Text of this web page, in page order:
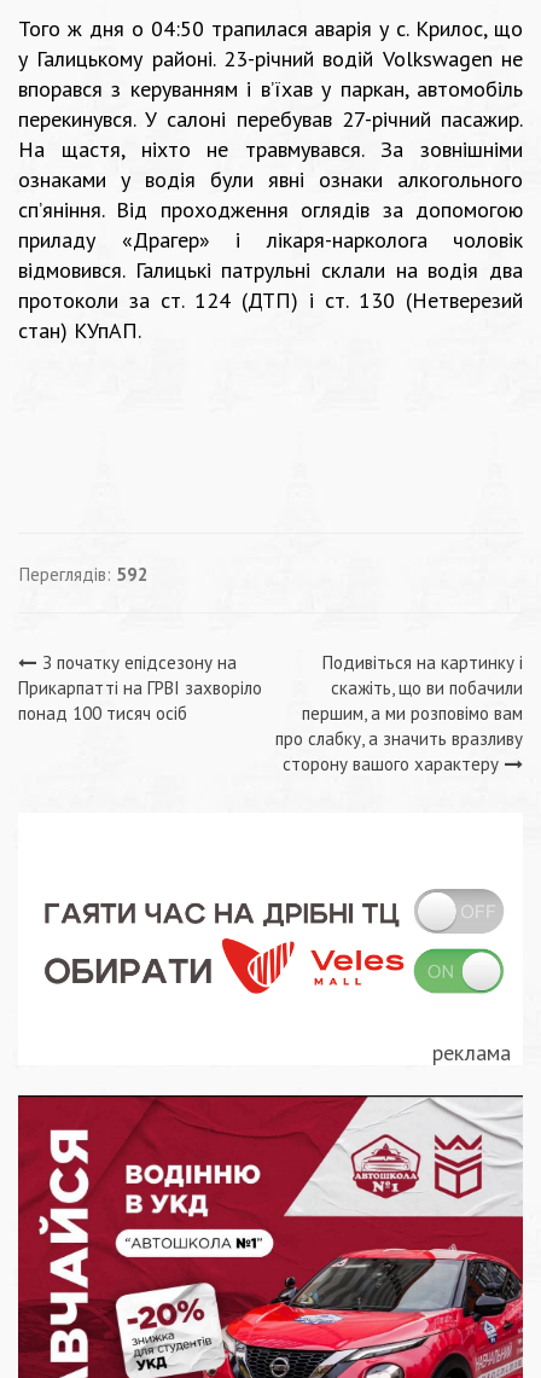
Того ж дня о 04:50 трапилася аварія у с. Крилос, що
у Галицькому районі. 23-річний водій Volkswagen не
впорався з керуванням і в’їхав у паркан, автомобіль
перекинувся. У салоні перебував 27-річний пасажир.
На щастя, ніхто не травмувався. За зовнішніми
ознаками у водія були явні ознаки алкогольного
сп’яніння. Від проходження оглядів за допомогою
приладу «Драгер» і лікаря-нарколога чоловік
відмовився. Галицькі патрульні склали на водія два
протоколи за ст. 124 (ДТП) і ст. 130 (Нетверезий
стан) КУпАП.
Переглядів: 592
Навігація
записів
З початку епідсезону на
Прикарпатті на ГРВІ захворіло
понад 100 тисяч осіб
Подивіться на картинку і
скажіть, що ви побачили
першим, а ми розповімо вам
про слабку, а значить вразливу
сторону вашого характеру